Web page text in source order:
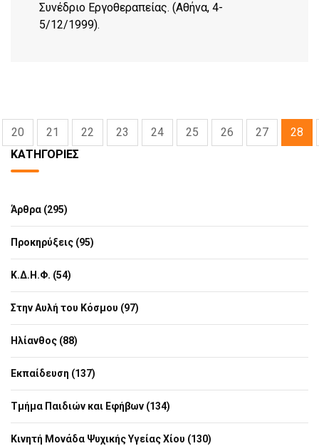
Συνέδριο Εργοθεραπείας. (Αθήνα, 4-
5/12/1999).
20 21 22 23 24 25 26 27
28
ΚΑΤΗΓΟΡΊΕΣ
Άρθρα (295)
Προκηρύξεις (95)
Κ.Δ.Η.Φ. (54)
Στην Αυλή του Κόσμου (97)
Ηλίανθος (88)
Εκπαίδευση (137)
Τμήμα Παιδιών και Εφήβων (134)
Κινητή Μονάδα Ψυχικής Υγείας Χίου (130)